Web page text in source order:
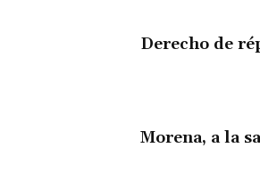
Derecho de
Morena, a la